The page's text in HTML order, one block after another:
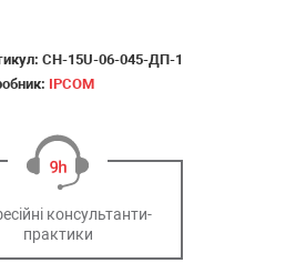
СН-15U-06-045-ДП-1
IPCOM
консультанти-
практики